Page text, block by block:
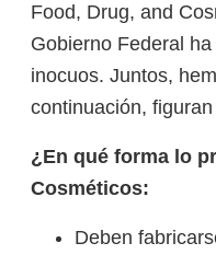
Food, Drug, and
Gobierno Federal
inocuos. Juntos,
continuación,
¿En qué forma lo
Cosméticos:
Deben